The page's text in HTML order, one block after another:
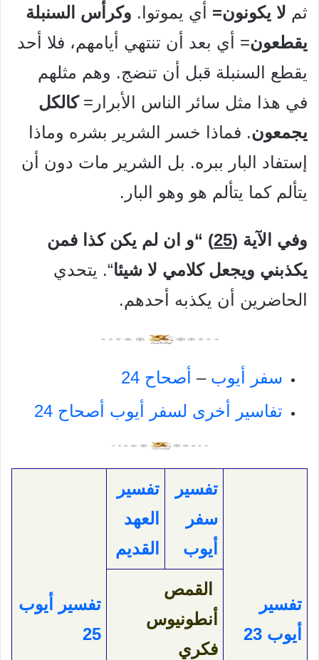
ثم لا يكونون= أي يموتوا. وكرأس السنبلة
يقطعون= أي بعد أن تنتهي أيامهم، فلا أحد
يقطع السنبلة قبل أن تنضج. وهم مثلهم
في هذا مثل سائر الناس الأبرار=كالكل
يجمعون. فماذا خسر الشرير بشره وماذا
إستفاد البار ببره. بل الشرير مات دون أن
يتألم كما يتألم هو وهو البار.
وفي الآية (25) “و ان لم يكن كذا فمن
يكذبني ويجعل كلامي لا شيئا“. يتحدي
الحاضرين أن يكذبه أحدهم.
سفر أيوب – أصحاح 24
تفاسير أخرى لسفر أيوب أصحاح 24
تفسير
أيوب 23
تفسير
سفر
أيوب
تفسير
العهد
القديم
تفسير أيوب
25
القمص
أنطونيوس
فكري